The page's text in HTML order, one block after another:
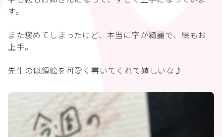
す。
また褒めてしまったけど、本当に字が綺麗で、絵もお
上手。
先生の似顔絵を可愛く書いてくれて嬉しいな♪